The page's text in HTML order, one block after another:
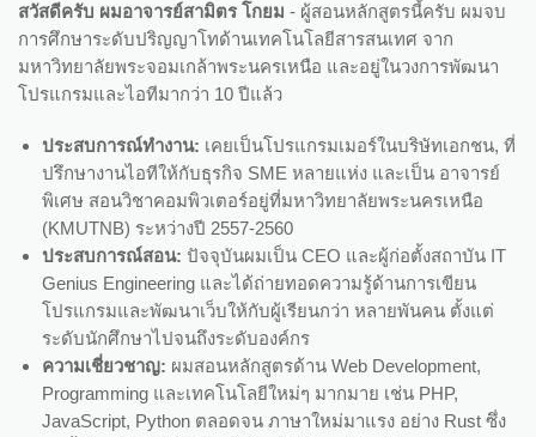
สวัสดีครับ ผมอาจารย์สามิตร โกยม - ผู้สอนหลักสูตรนี้ครับ ผมจบ
การศึกษาระดับปริญญาโทด้านเทคโนโลยีสารสนเทศ จาก
มหาวิทยาลัยพระจอมเกล้าพระนครเหนือ และอยู่ในวงการพัฒนา
โปรแกรมและไอทีมากว่า 10 ปีแล้ว
ประสบการณ์ทำงาน: เคยเป็นโปรแกรมเมอร์ในบริษัทเอกชน, ที่
ปรึกษางานไอทีให้กับธุรกิจ SME หลายแห่ง และเป็น อาจารย์
พิเศษ สอนวิชาคอมพิวเตอร์อยู่ที่มหาวิทยาลัยพระนครเหนือ
(KMUTNB) ระหว่างปี 2557-2560
ประสบการณ์สอน: ปัจจุบันผมเป็น CEO และผู้ก่อตั้งสถาบัน IT
Genius Engineering และได้ถ่ายทอดความรู้ด้านการเขียน
โปรแกรมและพัฒนาเว็บให้กับผู้เรียนกว่า หลายพันคน ตั้งแต่
ระดับนักศึกษาไปจนถึงระดับองค์กร
ความเชี่ยวชาญ: ผมสอนหลักสูตรด้าน Web Development,
Programming และเทคโนโลยีใหม่ๆ มากมาย เช่น PHP,
JavaScript, Python ตลอดจน ภาษาใหม่มาแรง อย่าง Rust ซึ่ง